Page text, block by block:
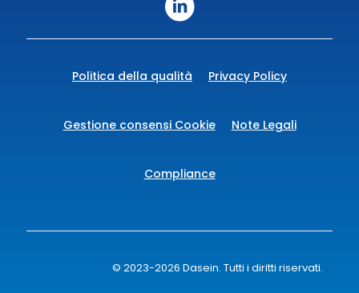
Politica della qualità Privacy Policy
Gestione consensi Cookie Note Legali
Compliance
© 2023-2026 Dasein. Tutti i diritti riservati.